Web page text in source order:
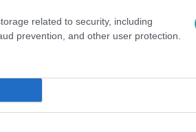
related to security, including
prevention, and other user protection.
át a